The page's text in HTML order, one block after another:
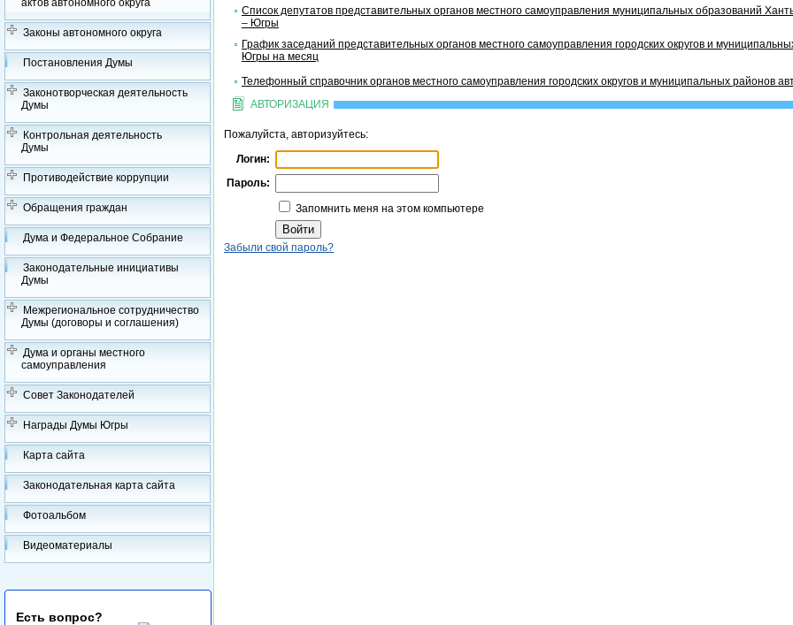
актов автономного округа
Законы автономного округа
Постановления Думы
Законотворческая деятельность
Думы
Контрольная деятельность
Думы
Противодействие коррупции
Обращения граждан
Дума и Федеральное Собрание
Законодательные инициативы
Думы
Межрегиональное сотрудничество
Думы (договоры и соглашения)
Дума и органы местного
самоуправления
Совет Законодателей
Награды Думы Югры
Карта сайта
Законодательная карта сайта
Фотоальбом
Видеоматериалы
Есть вопрос?
Список депутатов представительных органов местного самоуправления муниципальных образований
– Югры
График заседаний представительных органов местного самоуправления городских округов и
Югры на месяц
Телефонный справочник органов местного самоуправления городских округов и муниципальных районов
АВТОРИЗАЦИЯ
Пожалуйста, авторизуйтесь:
Логин:
Пароль:
Запомнить меня на этом компьютере
Забыли свой пароль?